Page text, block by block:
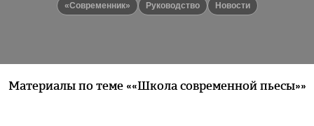
«Современник»
Руководство новости
Материалы по теме ««Школа современной пьесы»»